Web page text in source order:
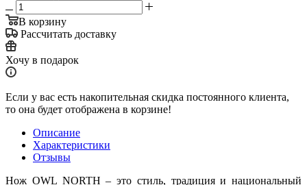
В корзину
Рассчитать доставку
Хочу в подарок
Если у вас есть накопительная скидка постоянного клиента,
то она будет отображена в корзине!
Описание
Характеристики
Отзывы
Нож OWL NORTH – это стиль, традиция и национальный